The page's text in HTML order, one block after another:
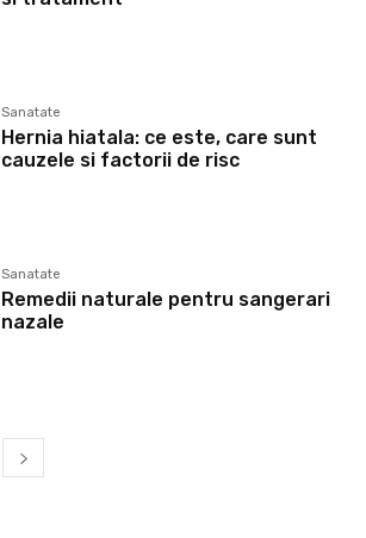
Sanatate
Hernia hiatala: ce este, care sunt
cauzele si factorii de risc
Sanatate
Remedii naturale pentru sangerari
nazale